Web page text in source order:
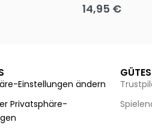
14,95 €
Einstellungen ändern
Privatsphäre-